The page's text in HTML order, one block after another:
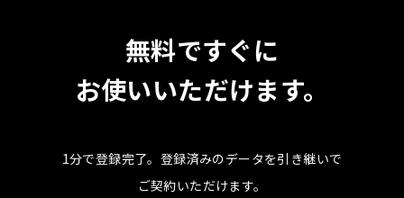
無料ですぐに
お使いいただけます。
1分で登録完了。 登録済みのデータを引き継いで
ご契約いただけます。